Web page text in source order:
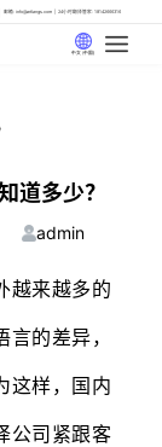
邮箱: info@artlangs.com 24小时翻译管家: 18142666316
中文 (中国)
道多少？
admin
来越多的
的差异，
这样，国内
公司紧跟客